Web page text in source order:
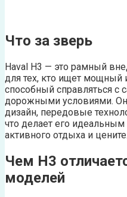
Что за зверь
Haval H3 — это рамный
для тех, кто ищет
способный справляться
дорожными условиями. Он
дизайн, передовые
что делает его
активного отдыха и
Чем H3
моделей